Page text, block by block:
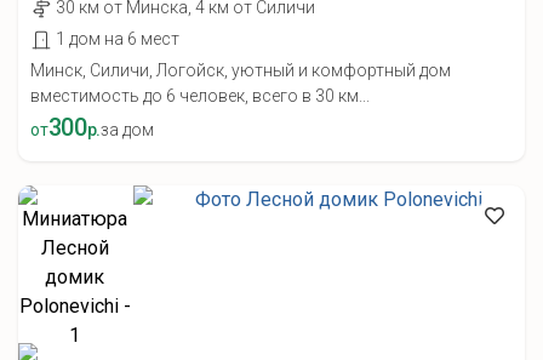
30 км от Минска, 4 км от Силичи
1 дом на 6 мест
Минск, Силичи, Логойск, уютный и комфортный дом
вместимость до 6 человек, всего в 30 км...
от300р.за дом